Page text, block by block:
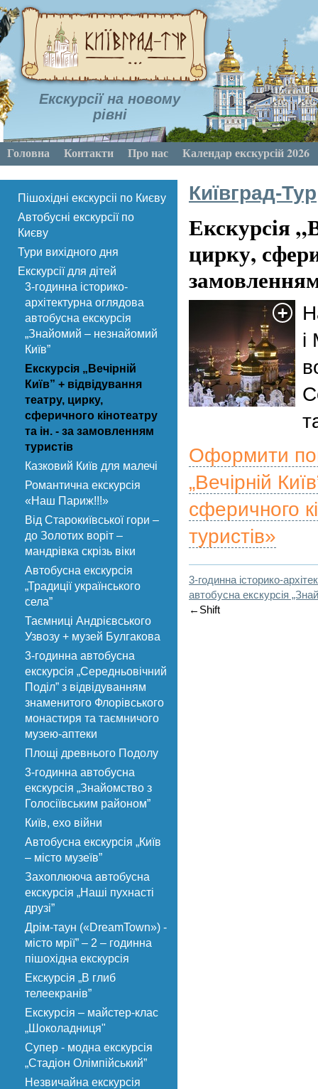
Екскурсії на новому
рівні
Головна Контакти Про нас Календар екскурсій 2026
Пішохідні екскурсіі по Києву
Автобусні екскурсії по
Києву
Тури вихідного дня
Екскурсії для дітей
3-годинна історико-
архітектурна оглядова
автобусна екскурсія
„Знайомий – незнайомий
Київ”
Екскурсія „Вечірній
Київ” + відвідування
театру, цирку,
сферичного кінотеатру
та ін. - за замовленням
туристів
Казковий Київ для малечі
Романтична екскурсія
«Наш Париж!!!»
Від Старокиївської гори –
до Золотих воріт –
мандрівка скрізь віки
Автобусна екскурсія
„Традиції українського
села”
Таємниці Андрієвського
Узвозу + музей Булгакова
3-годинна автобусна
екскурсія „Середньовічний
Поділ” з відвідуванням
знаменитого Флорівського
монастиря та таємничого
музею-аптеки
Площі древнього Подолу
3-годинна автобусна
екскурсія „Знайомство з
Голосіївським районом”
Київ, ехо війни
Автобусна екскурсія „Київ
– місто музеїв”
Захоплююча автобусна
екскурсія „Наші пухнасті
друзі”
Дрім-таун («DreamTown») -
місто мрії” – 2 – годинна
пішохідна екскурсія
Екскурсія „В глиб
телеекранів”
Екскурсія – майстер-клас
„Шоколадниця"
Супер - модна екскурсія
„Стадіон Олімпійський”
Незвичайна екскурсія
Київград-Тур
Екскурсія
цирку,
і
Оформити
„Вечірній
сферичного
туристів»
3-годинна історико-
автобусна екскурсія
←Shift